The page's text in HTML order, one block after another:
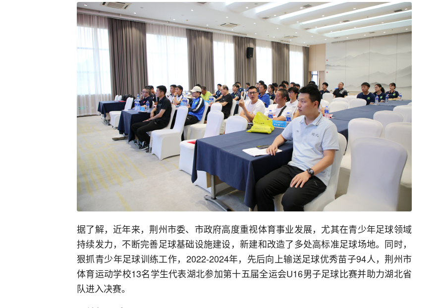
据了解，近年来，荆州市委、市政府高度重视体育事业发展，尤其在青少年足球领域
持续发力，不断完善足球基础设施建设，新建和改造了多处高标准足球场地。同时，
狠抓青少年足球训练工作，2022-2024年，先后向上输送足球优秀苗子94人，荆州市
体育运动学校13名学生代表湖北参加第十五届全运会U16男子足球比赛并助力湖北省
队进入决赛。